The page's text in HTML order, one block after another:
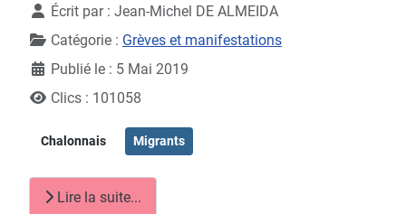
Écrit par : Jean-Michel DE ALMEIDA
Catégorie : Grèves et manifestations
Publié le : 5 Mai 2019
Clics : 101058
Chalonnais Migrants
Lire la suite...